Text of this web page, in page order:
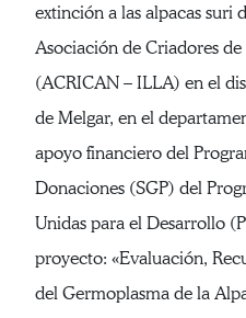
extinción a las alpacas suri
Asociación de Criadores
(ACRICAN – ILLA) en el
de Melgar, en el
apoyo financiero del
Donaciones (SGP) del
Unidas para el Desarrollo
proyecto: «Evaluación,
del Germoplasma de la